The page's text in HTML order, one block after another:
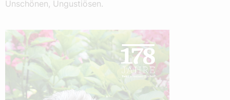
Unschönen, Ungustiösen.